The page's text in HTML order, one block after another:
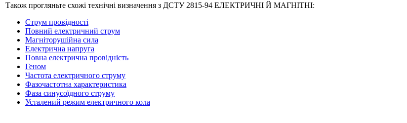
Також прогляньте схожі технічні визначення з ДСТУ 2815-94 ЕЛЕКТРИЧНІ Й МАГНІТНІ:
Струм провідності
Повний електричний струм
Магніторушійна сила
Електрична напруга
Повна електрична провідність
Геном
Частота електричного струму
Фазочастотна характеристика
Фаза синусоїдного струму
Усталений режим електричного кола